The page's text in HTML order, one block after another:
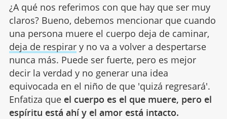
¿A qué nos referimos con que hay que ser muy
claros? Bueno, debemos mencionar que cuando
una persona muere el cuerpo deja de caminar,
deja de respirary no va a volver a despertarse
nunca más. Puede ser fuerte, pero es mejor
decir la verdad y no generar una idea
equivocada en el niño de que 'quizá regresará'.
Enfatiza queel cuerpo es el que muere, pero el
espíritu está ahí y el amor está intacto.